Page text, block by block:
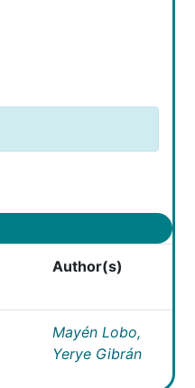
Author(s)
Mayén Lobo,
Yerye Gibrán